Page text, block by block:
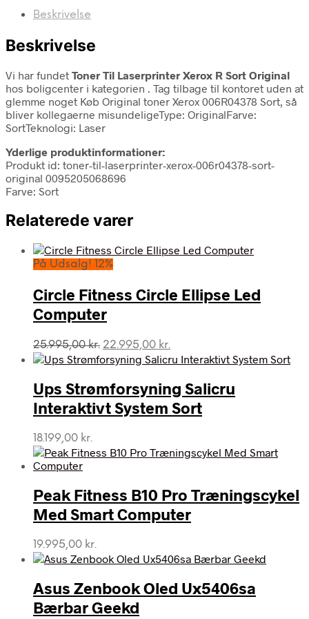
Beskrivelse
Beskrivelse
Vi har fundet Toner Til Laserprinter Xerox R Sort Original
hos boligcenter i kategorien . Tag tilbage til kontoret uden at
glemme noget Køb Original toner Xerox 006R04378 Sort, så
bliver kollegaerne misundeligeType: OriginalFarve:
SortTeknologi: Laser
Yderlige produktinformationer:
Produkt id: toner-til-laserprinter-xerox-006r04378-sort-
original 0095205068696
Farve: Sort
Relaterede varer
På Udsalg! 12%
Circle Fitness Circle Ellipse Led
Computer
25.995,00kr. Den
oprindelige
var:
25.995,00 kr..
22.995,00 kr.
aktuelle
er:
22.995,00 kr..
Ups Strømforsyning Salicru
Interaktivt System Sort
18.199,00 kr.
Peak Fitness B10 Pro Træningscykel
Med Smart Computer
19.995,00 kr.
Asus Zenbook Oled Ux5406sa
Bærbar Geekd